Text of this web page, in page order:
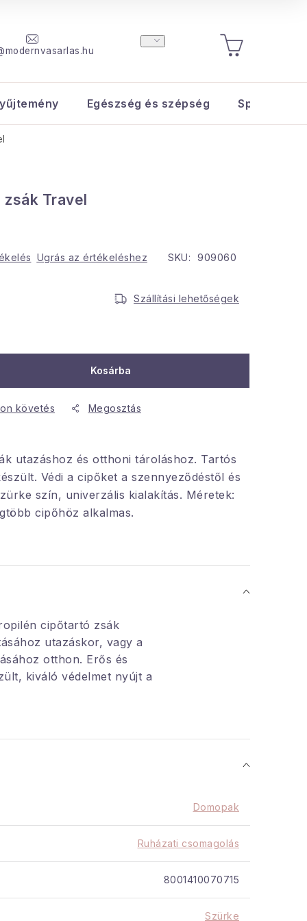
KOSÁR
Egészség és szépség Sport és
Travel
Ugrás az értékeléshez SKU: 909060
Szállítási lehetőségek
Kosárba
követés Megosztás
utazáshoz és otthoni tároláshoz. Tartós
Védi a cipőket a szennyeződéstől és
szín, univerzális kialakítás. Méretek:
cipőhöz alkalmas.
cipőtartó zsák
utazáskor, vagy a
otthon. Erős és
kiváló védelmet nyújt a
szürke design, amely
illik.
cm – ideális a legtöbb
cipőit a
Domopak
Ruházati csomagolás
8001410070715
Szürke